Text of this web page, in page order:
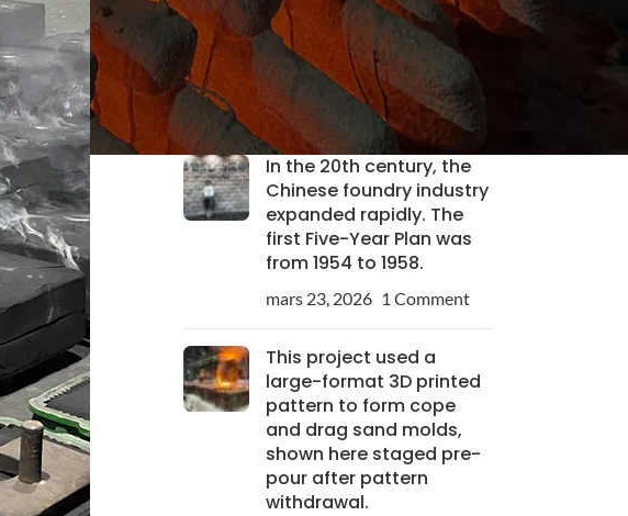
Custom Pump Casting
Solutions for Industrial
Needs
mars 24, 2026 1 Comment
In the 20th century, the
Chinese foundry industry
expanded rapidly. The
first Five-Year Plan was
from 1954 to 1958.
mars 23, 2026 1 Comment
This project used a
large-format 3D printed
pattern to form cope
and drag sand molds,
shown here staged pre-
pour after pattern
withdrawal.